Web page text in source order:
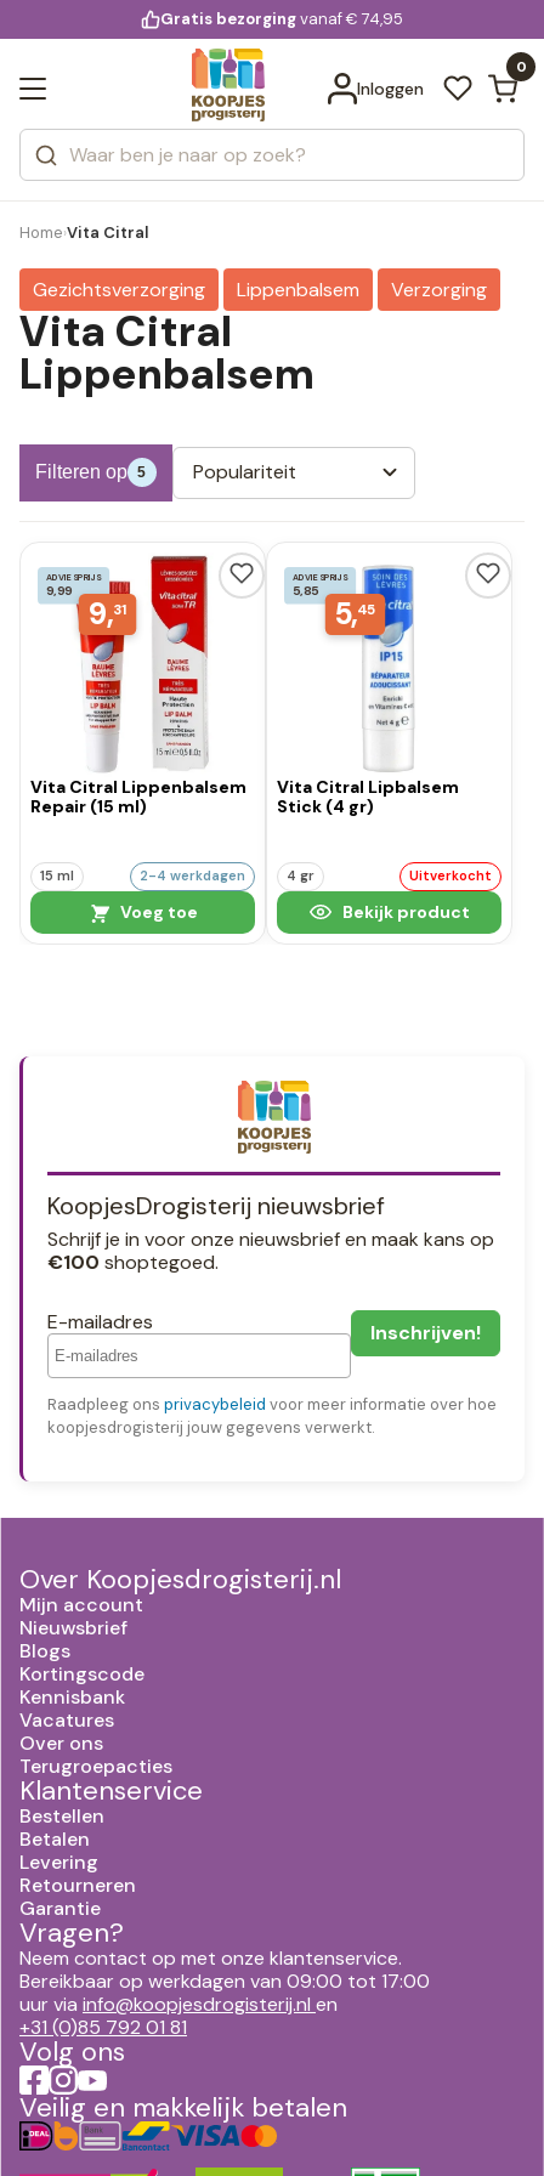
voor 20:00 uur besteld
Gratis bezorgingvanaf € 74,95
Inloggen
0
Zoeken
Categorieën
Merken
Bekijk alle resultaten
Home›Vita Citral
Gezichtsverzorging Lippenbalsem Verzorging
Vita Citral
Lippenbalsem
Filteren op 5 Populariteit
ADVIESPRIJS
9,99
9,31
Vita Citral Lippenbalsem
Repair (15 ml)
15 ml 2-4 werkdagen
Voeg toe
ADVIESPRIJS
5,85
5,45
Vita Citral Lipbalsem
Stick (4 gr)
4 gr Uitverkocht
Bekijk product
KoopjesDrogisterij nieuwsbrief
Schrijf je in voor onze nieuwsbrief en maak kans op
€100 shoptegoed.
E-mailadres
Raadpleeg ons privacybeleid voor meer informatie over hoe
koopjesdrogisterij jouw gegevens verwerkt.
Over Koopjesdrogisterij.nl
Mijn account
Nieuwsbrief
Blogs
Kortingscode
Kennisbank
Vacatures
Over ons
Terugroepacties
Klantenservice
Bestellen
Betalen
Levering
Retourneren
Garantie
Vragen?
Neem contact op met onze klantenservice.
Bereikbaar op werkdagen van 09:00 tot 17:00
uur via info@koopjesdrogisterij.nl en
+31 (0)85 792 01 81
Volg ons
Veilig en makkelijk betalen